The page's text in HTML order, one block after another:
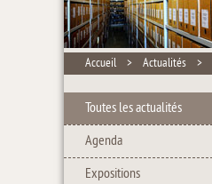
Accueil > Actualités >
Toutes les actualités
Agenda
Expositions